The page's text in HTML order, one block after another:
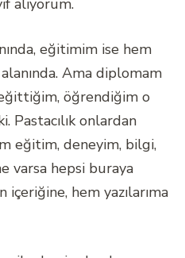
alıyorum.
eğitimim ise hem
Ama diplomam
öğrendiğim o
Pastacılık onlardan
eğitim, deneyim, bilgi,
varsa hepsi buraya
hem yazılarıma